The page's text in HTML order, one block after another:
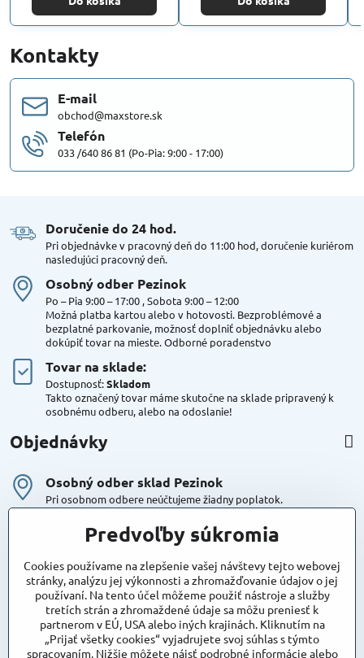
Kontakty
E-mail
obchod@maxstore.sk
Telefón
033 /640 86 81 (Po-Pia: 9:00 - 17:00)
Doručenie do 24 hod​.
Pri objednávke v pracovný deň do 11:00 hod, doručenie kuriérom
nasledujúci pracovný deň.
Osobný odber Pezinok
Po – Pia 9:00 – 17:00 , Sobota 9:00 – 12:00
Možná platba kartou alebo v hotovosti. Bezproblémové a
bezplatné parkovanie, možnosť doplniť objednávku alebo
dokúpiť tovar na mieste. Odborné poradenstvo
Tovar na sklade:
Dostupnosť:Skladom
Takto označený tovar máme skutočne na sklade pripravený k
osobnému odberu, alebo na odoslanie!
Objednávky
Osobný odber sklad Pezinok
Pri osobnom odbere neúčtujeme žiadny poplatok.
Kuriér DPD , Geis
Cena za dopravu:
Maxstore
Bratislavská 79
Areál Satina
90201 Pezinok
Predvoľby súkromia
Cookies používame na zlepšenie vašej návštevy tejto webovej
stránky, analýzu jej výkonnosti a zhromažďovanie údajov o jej
používaní. Na tento účel môžeme použiť nástroje a služby
tretích strán a zhromaždené údaje sa môžu preniesť k
partnerom v EÚ, USA alebo iných krajinách. Kliknutím na
„Prijať všetky cookies“ vyjadrujete svoj súhlas s týmto
spracovaním. Nižšie môžete nájsť podrobné informácie alebo